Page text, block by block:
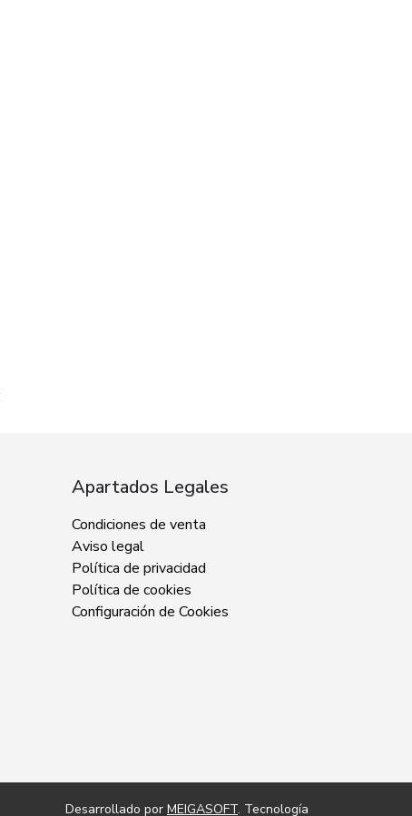
Apartados Legales
Condiciones de venta
Aviso legal
Política de privacidad
Política de cookies
Configuración de Cookies
Desarrollado por MEIGASOFT. Tecnología